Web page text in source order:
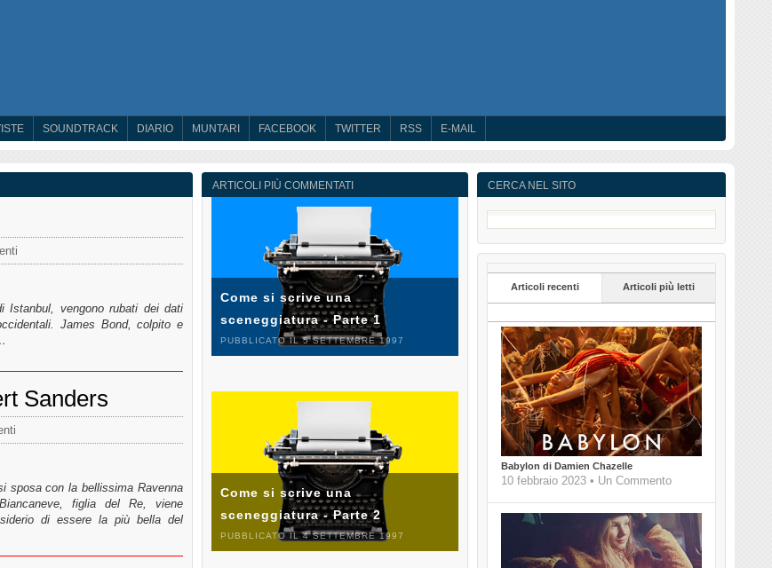
SOUNDTRACK DIARIO MUNTARI FACEBOOK TWITTER RSS E-MAIL
Istanbul, vengono rubati dei dati
James Bond, colpito e
Sanders
sposa con la bellissima Ravenna
figlia del Re, viene
di essere la più bella del
CERCA NEL SITO
Articoli recenti Articoli più letti
Babylon di Damien Chazelle
10 febbraio 2023 • Un Commento
ARTICOLI PIÙ COMMENTATI
Come si scrive una
sceneggiatura - Parte 1
PUBBLICATO IL 5 SETTEMBRE 1997
Come si scrive una
sceneggiatura - Parte 2
PUBBLICATO IL 4 SETTEMBRE 1997